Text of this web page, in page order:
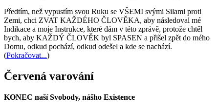
Předtím, než vypustím svou Ruku se VŠEMI svými Silami proti
Zemi, chci ZVAT KAŽDÉHO ČLOVĚKA, aby následoval mé
Indikace a moje Instrukce, které dám v této zprávě, protože chtěl
bych, aby KAŽDÝ ČLOVĚK byl SPASEN a přišel zpět do mého
Domu, odkud pochází, odkud odešel a kde se nachází.
(Pokračovat...)
Červená varování
KONEC naší Svobody, nášho Existence